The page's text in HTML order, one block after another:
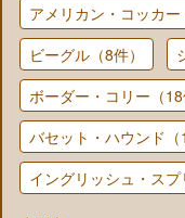
アメリカン・コッカー
ビーグル（8件）
ボーダー・コリー（18
バセット・ハウンド（
イングリッシュ・スプ